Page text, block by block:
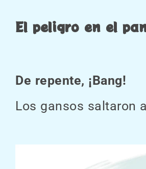
El peligro en el
De repente, ¡Bang!
Los gansos saltaron